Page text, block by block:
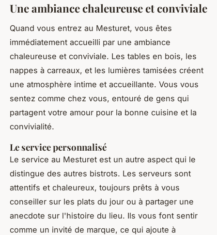
Une ambiance chaleureuse et conviviale
Quand vous entrez au Mesturet, vous êtes
immédiatement accueilli par une ambiance
chaleureuse et conviviale. Les tables en bois, les
nappes à carreaux, et les lumières tamisées créent
une atmosphère intime et accueillante. Vous vous
sentez comme chez vous, entouré de gens qui
partagent votre amour pour la bonne cuisine et la
convivialité.
Le service personnalisé
Le service au Mesturet est un autre aspect qui le
distingue des autres bistrots. Les serveurs sont
attentifs et chaleureux, toujours prêts à vous
conseiller sur les plats du jour ou à partager une
anecdote sur l'histoire du lieu. Ils vous font sentir
comme un invité de marque, ce qui ajoute à